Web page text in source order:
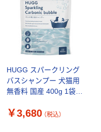
HUGG スパークリング
バスシャンプー 犬猫用
無香料 国産 400g 1袋
￥3,680 （税込）